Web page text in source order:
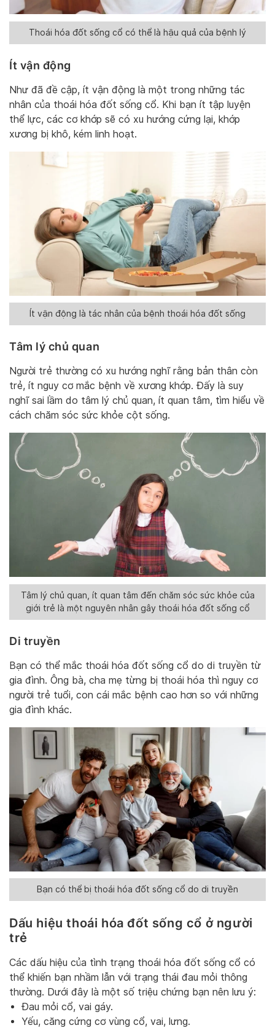
Thoái hóa đốt sống cổ có thể là hậu quả của bệnh lý
Ít vận động
Như đã đề cập, ít vận động là một trong những tác
nhân của thoái hóa đốt sống cổ. Khi bạn ít tập luyện
thể lực, các cơ khớp sẽ có xu hướng cứng lại, khớp
xương bị khô, kém linh hoạt.
Ít vận động là tác nhân của bệnh thoái hóa đốt sống
Tâm lý chủ quan
Người trẻ thường có xu hướng nghĩ rằng bản thân còn
trẻ, ít nguy cơ mắc bệnh về xương khớp. Đấy là suy
nghĩ sai lầm do tâm lý chủ quan, ít quan tâm, tìm hiểu về
cách chăm sóc sức khỏe cột sống.
Tâm lý chủ quan, ít quan tâm đến chăm sóc sức khỏe của
giới trẻ là một nguyên nhân gây thoái hóa đốt sống cổ
Di truyền
Bạn có thể mắc thoái hóa đốt sống cổ do di truyền từ
gia đình. Ông bà, cha mẹ từng bị thoái hóa thì nguy cơ
người trẻ tuổi, con cái mắc bệnh cao hơn so với những
gia đình khác.
Bạn có thể bị thoái hóa đốt sống cổ do di truyền
Dấu hiệu thoái hóa đốt sống cổ ở người
trẻ
Các dấu hiệu của tình trạng thoái hóa đốt sống cổ có
thể khiến bạn nhầm lẫn với trạng thái đau mỏi thông
thường. Dưới đây là một số triệu chứng bạn nên lưu ý:
Đau mỏi cổ, vai gáy.
Yếu, căng cứng cơ vùng cổ, vai, lưng.